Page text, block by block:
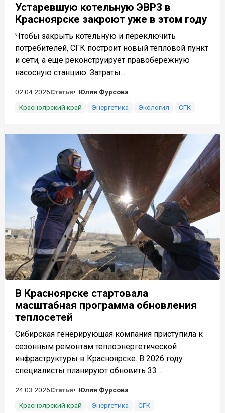
Устаревшую котельную ЭВРЗ в
Красноярске закроют уже в этом году
Чтобы закрыть котельную и переключить
потребителей, СГК построит новый тепловой пункт
и сети, а ещё реконструирует правобережную
насосную станцию. Затраты...
02.04.2026Статья
Юлия Фурсова
Красноярский край
Энергетика Экология СГК
В Красноярске стартовала
масштабная программа обновления
теплосетей
Сибирская генерирующая компания приступила к
сезонным ремонтам теплоэнергетической
инфраструктуры в Красноярске. В 2026 году
специалисты планируют обновить 33...
24.03.2026Статья
Юлия Фурсова
Красноярский край
Энергетика СГК